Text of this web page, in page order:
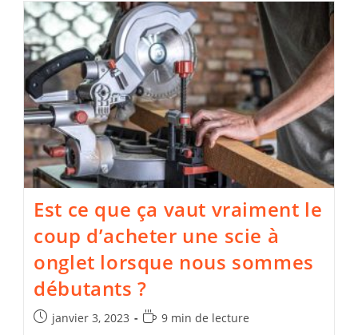
Placo
Plâtre
Avec
Une
Scie
Sauteuse
En
5
Étapes
(Tutoriel)
?
Est ce que ça vaut vraiment le
coup d’acheter une scie à
onglet lorsque nous sommes
débutants ?
Publication
janvier 3, 2023
Temps9 min de lecture